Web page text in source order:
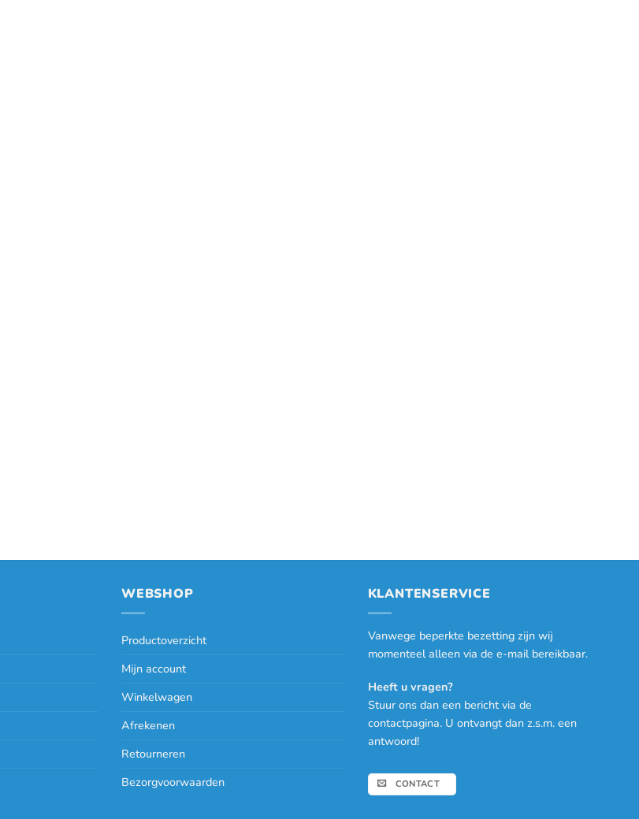
WEBSHOP
Productoverzicht
Mijn account
Winkelwagen
Afrekenen
Retourneren
Bezorgvoorwaarden
KLANTENSERVICE
Vanwege beperkte bezetting zijn wij
momenteel alleen via de e-mail bereikbaar.
Heeft u vragen?
Stuur ons dan een bericht via de
contactpagina. U ontvangt dan z.s.m. een
antwoord!
CONTACT